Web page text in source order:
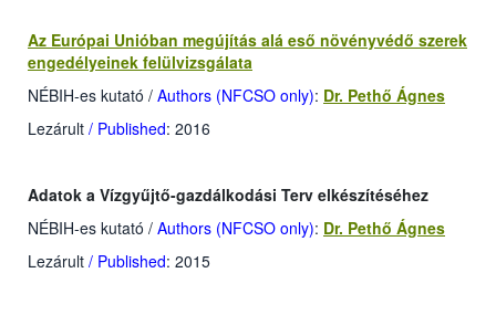
Az Európai Unióban megújítás alá eső növényvédő szerek
engedélyeinek felülvizsgálata
NÉBIH-es kutató / Authors (NFCSO only): Dr. Pethő Ágnes
Lezárult / Published: 2016
Adatok a Vízgyűjtő-gazdálkodási Terv elkészítéséhez
NÉBIH-es kutató / Authors (NFCSO only): Dr. Pethő Ágnes
Lezárult / Published: 2015